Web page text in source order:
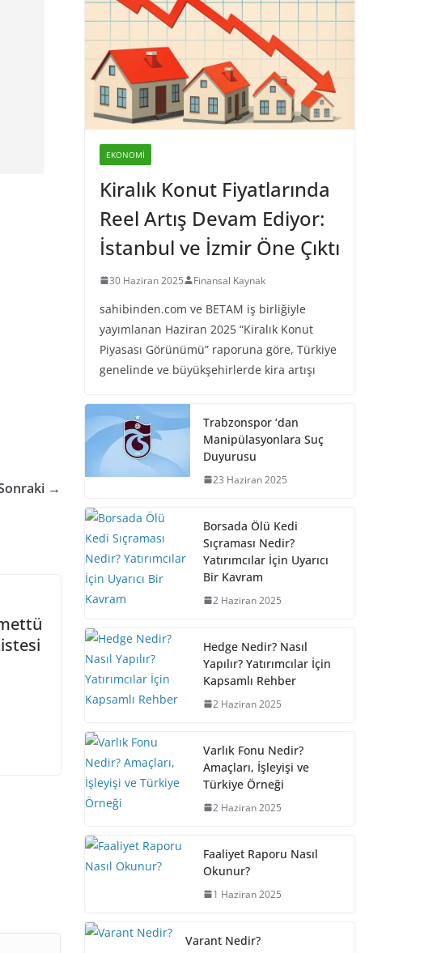
→
EKONOMI
Kiralık Konut Fiyatlarında
Reel Artış Devam Ediyor:
İstanbul ve İzmir Öne Çıktı
30 Haziran 2025 Finansal Kaynak
sahibinden.com ve BETAM iş birliğiyle
yayımlanan Haziran 2025 “Kiralık Konut
Piyasası Görünümü” raporuna göre, Türkiye
genelinde ve büyükşehirlerde kira artışı
Trabzonspor ‘dan
Manipülasyonlara Suç
Duyurusu
23 Haziran 2025
Borsada Ölü Kedi
Sıçraması Nedir?
Yatırımcılar İçin Uyarıcı
Bir Kavram
2 Haziran 2025
Hedge Nedir? Nasıl
Yapılır? Yatırımcılar İçin
Kapsamlı Rehber
2 Haziran 2025
Varlık Fonu Nedir?
Amaçları, İşleyişi ve
Türkiye Örneği
2 Haziran 2025
Faaliyet Raporu Nasıl
Okunur?
1 Haziran 2025
Varant Nedir?